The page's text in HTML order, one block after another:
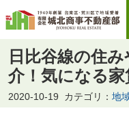
日比谷線の住
介！気になる
2020-10-19 カテゴリ： 地